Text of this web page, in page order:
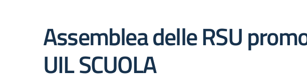
Assemblea delle RSU
UIL SCUOLA